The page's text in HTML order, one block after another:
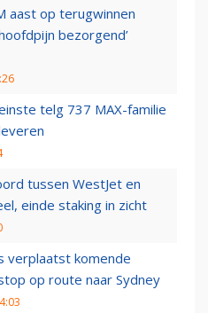
aast op terugwinnen
bezorgend’
telg 737 MAX-familie
tussen WestJet en
einde staking in zicht
verplaatst komende
op route naar Sydney